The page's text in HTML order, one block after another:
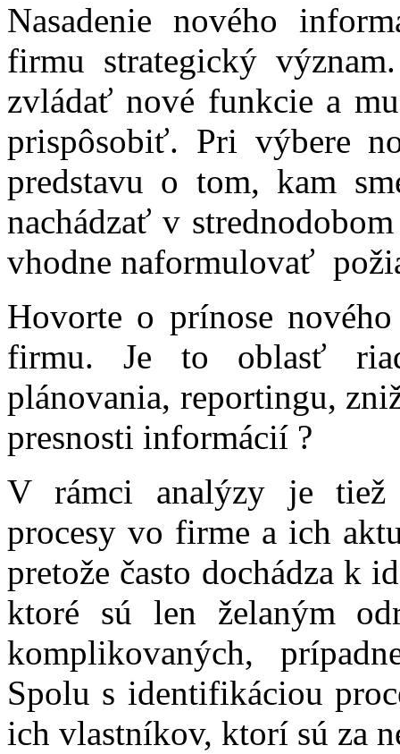
Nasadenie nového
firmu strategický
zvládať nové funkcie a
prispôsobiť. Pri výbere
predstavu o tom, kam
nachádzať v
vhodne naformulovať
Hovorte o prínose
firmu. Je to oblasť
plánovania, reportingu,
presnosti informácií ?
V rámci analýzy je tiež
procesy vo firme a ich
pretože často dochádza k
ktoré sú len želaným
komplikovaných,
Spolu s identifikáciou
ich vlastníkov, ktorí sú za